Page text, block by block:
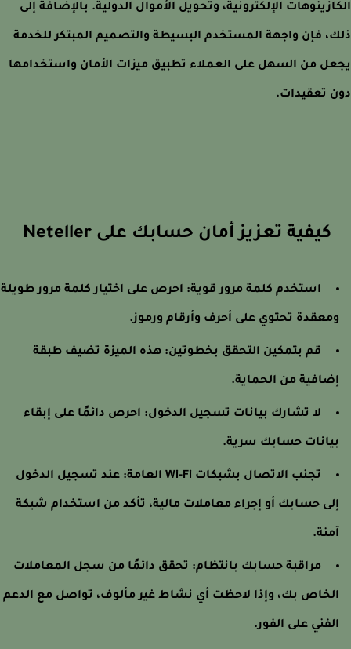
الإلكترونية، وتحويل الأموال الدولية. بالإضافة إلى
فإن واجهة المستخدم البسيطة والتصميم المبتكر للخدمة
من السهل على العملاء تطبيق ميزات الأمان واستخدامها
تعقيدات.
كيفية تعزيز أمان حسابك على Neteller
استخدم كلمة مرور قوية: احرص على اختيار كلمة مرور طويلة
تحتوي على أحرف وأرقام ورموز.
قم بتمكين التحقق بخطوتين: هذه الميزة تضيف طبقة
من الحماية.
لا تشارك بيانات تسجيل الدخول: احرص دائمًا على إبقاء
حسابك سرية.
تجنب الاتصال بشبكات Wi-Fi العامة: عند تسجيل الدخول
حسابك أو إجراء معاملات مالية، تأكد من استخدام شبكة
مراقبة حسابك بانتظام: تحقق دائمًا من سجل المعاملات
بك، وإذا لاحظت أي نشاط غير مألوف، تواصل مع الدعم
على الفور.